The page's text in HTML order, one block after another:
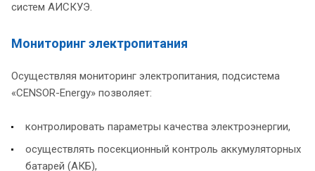
систем АИСКУЭ.
Мониторинг электропитания
Осуществляя мониторинг электропитания, подсистема
«CENSOR-Energy» позволяет:
контролировать параметры качества электроэнергии,
осуществлять посекционный контроль аккумуляторных
батарей (АКБ),